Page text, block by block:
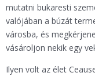
mutatni bukaresti
valójában a búzát
városba, és
vásároljon nekik egy
Ilyen volt az élet